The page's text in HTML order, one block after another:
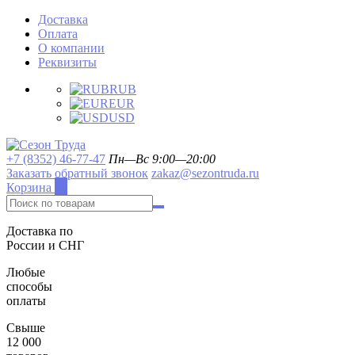
Доставка
Оплата
О компании
Реквизиты
RUB
EUR
USD
+7 (8352) 46-77-47 Пн—Вс 9:00—20:00
Заказать обратный звонок zakaz@sezontruda.ru
Корзина
Доставка по
России и СНГ
Любые
способы
оплаты
Свыше
12 000